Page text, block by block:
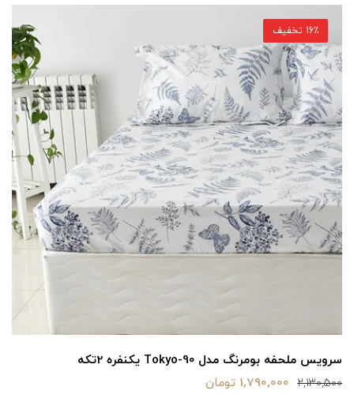
سرویس ملحفه بومرنگ مدل Tokyo-90 یکنفره 2تکه
2,130,500 1,790,000 تومان
16٪ تخفیف